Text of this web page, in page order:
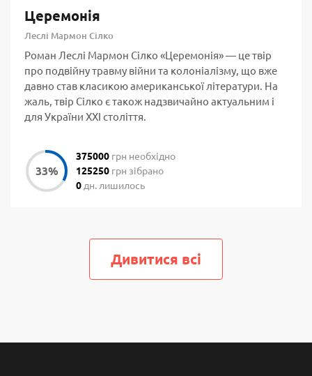
Церемонія
Леслі Мармон Сілко
Роман Леслі Мармон Сілко «Церемонія» — це твір
про подвійну травму війни та колоніалізму, що вже
давно став класикою американської літератури. На
жаль, твір Сілко є також надзвичайно актуальним і
для України ХХІ століття.
375000 грн необхідно
125250 грн зібрано
0 дн. лишилось
Дивитися всi